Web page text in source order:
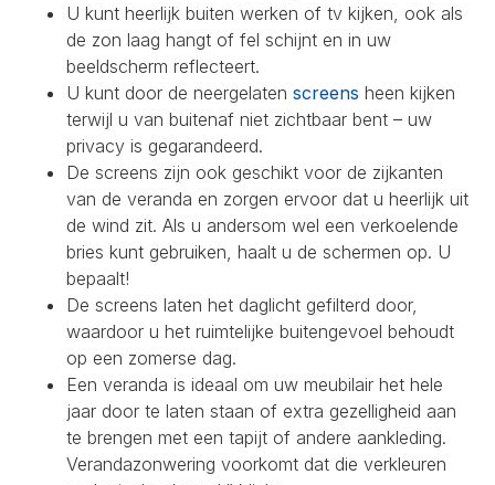
U kunt heerlijk buiten werken of tv kijken, ook als
de zon laag hangt of fel schijnt en in uw
beeldscherm reflecteert.
U kunt door de neergelaten screens heen kijken
terwijl u van buitenaf niet zichtbaar bent – uw
privacy is gegarandeerd.
De screens zijn ook geschikt voor de zijkanten
van de veranda en zorgen ervoor dat u heerlijk uit
de wind zit. Als u andersom wel een verkoelende
bries kunt gebruiken, haalt u de schermen op. U
bepaalt!
De screens laten het daglicht gefilterd door,
waardoor u het ruimtelijke buitengevoel behoudt
op een zomerse dag.
Een veranda is ideaal om uw meubilair het hele
jaar door te laten staan of extra gezelligheid aan
te brengen met een tapijt of andere aankleding.
Verandazonwering voorkomt dat die verkleuren